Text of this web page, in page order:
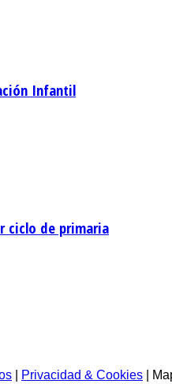
Infantil
ciclo de primaria
Privacidad & Cookies |